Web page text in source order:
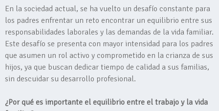
En la sociedad actual, se ha vuelto un desafío constante para
los padres enfrentar un reto encontrar un equilibrio entre sus
responsabilidades laborales y las demandas de la vida familiar.
Este desafío se presenta con mayor intensidad para los padres
que asumen un rol activo y comprometido en la crianza de sus
hijos, ya que buscan dedicar tiempo de calidad a sus familias,
sin descuidar su desarrollo profesional.
¿Por qué es importante el equilibrio entre el trabajo y la vida